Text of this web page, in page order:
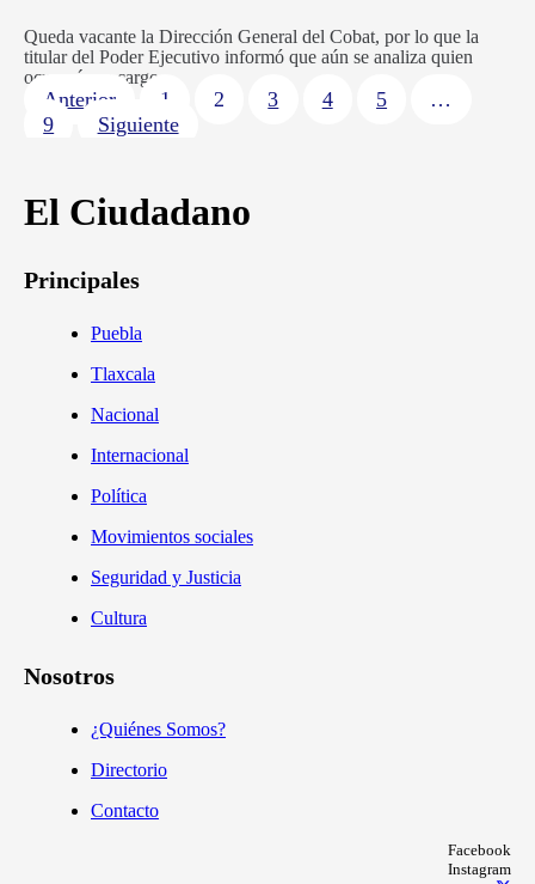
Queda vacante la Dirección General del Cobat, por lo que la
titular del Poder Ejecutivo informó que aún se analiza quien
ocupará ese cargo.
Anterior 1 2 3 4 5
…
9
Siguiente
El Ciudadano
Principales
Puebla
Tlaxcala
Nacional
Internacional
Política
Movimientos sociales
Seguridad y Justicia
Cultura
Nosotros
¿Quiénes Somos?
Directorio
Contacto
Facebook
Instagram